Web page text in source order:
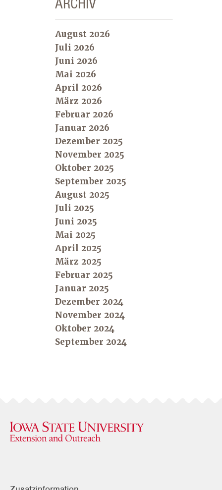
August 2026
Juli 2026
Juni 2026
Mai 2026
April 2026
März 2026
Februar 2026
Januar 2026
Dezember 2025
November 2025
Oktober 2025
September 2025
August 2025
Juli 2025
Juni 2025
Mai 2025
April 2025
März 2025
Februar 2025
Januar 2025
Dezember 2024
November 2024
Oktober 2024
September 2024